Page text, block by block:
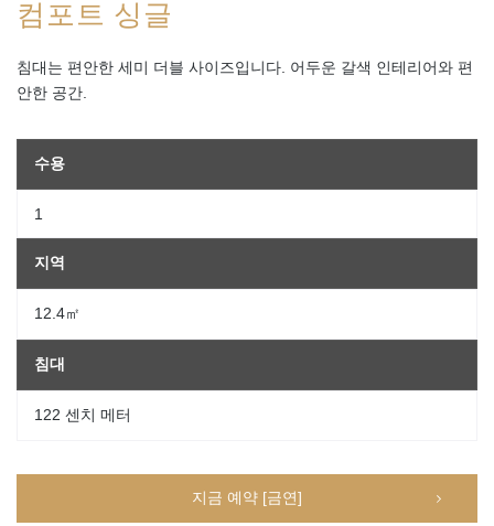
컴포트 싱글
침대는 편안한 세미 더블 사이즈입니다. 어두운 갈색 인테리어와 편
안한 공간.
수용
1
지역
12.4㎡
침대
122 센치 메터
지금 예약 [금연]